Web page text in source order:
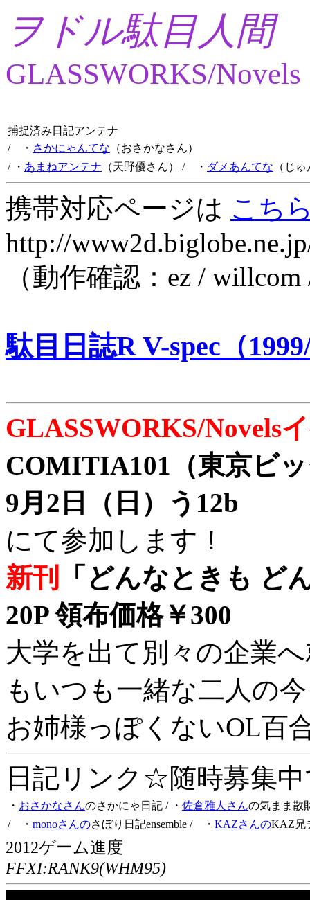
ヲドル駄目人間
GLASSWORKS/Novels
捕捉済み日記アンテナ
/ ・ さかにゃんてな （おさかなさん）
/ ・ あまねアンテナ （天野優さん） / ・ ダメあんてな （じ
携帯対応ページは こち
http://
（動作確認：ez /
駄目日誌R V-spec（
GLASSWORKS/Novels
COMITIA101（東京ビ
9月2日（日）う12b
にて参加します！
新刊
「どんなときも ど
20P 領布価格￥300
大学を出て別々の企業
もいつも一緒な二人の
お姉様っぽくないOL百
日記リンク☆随時募集
・ おさかなさんのさかにゃ日記 / ・ 佐倉雅人さんの気まま散
/ ・ monoさんのさぼり日記ensemble / ・ KAZさんのKAZ兄
2012ゲーム進度
FFXI:RANK9(WHM95)